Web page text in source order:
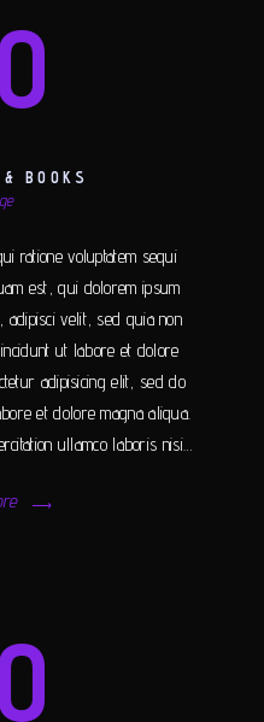
BOOKS
ratione voluptatem sequi
est, qui dolorem ipsum
adipisci velit, sed quia non
ut labore et dolore
adipisicing elit, sed do
et dolore magna aliqua.
ullamco laboris nisi…